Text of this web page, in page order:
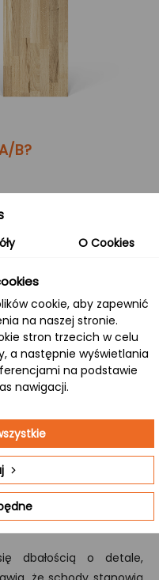
B?
lameli (klepek,
– długości i
i trwały materiał,
(strona A)
dolna (strona B)
takie jak sęki, nadając
wygląd.
na indywidualne
wycenę i
drewnianych,
elementy – od stopni i
Skontaktuj się
dbałością o detale,
O Cookies
cookie, aby zapewnić
na naszej stronie.
stron trzecich w celu
a następnie wyświetlania
na podstawie
nawigacji.